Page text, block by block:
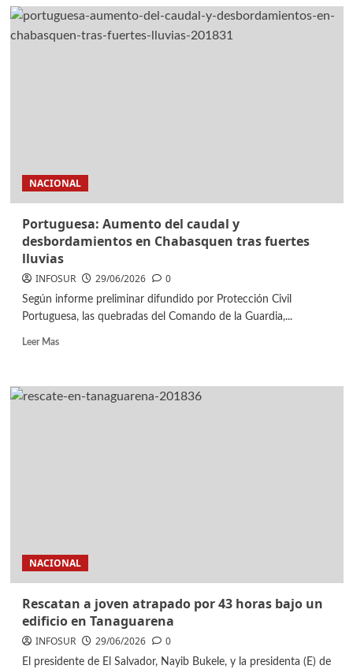
NACIONAL
Portuguesa: Aumento del caudal y
desbordamientos en Chabasquen tras fuertes
lluvias
INFOSUR 29/06/2026 0
Según informe preliminar difundido por Protección Civil
Portuguesa, las quebradas del Comando de la Guardia,...
Leer Mas
NACIONAL
Rescatan a joven atrapado por 43 horas bajo un
edificio en Tanaguarena
INFOSUR 29/06/2026 0
El presidente de El Salvador, Nayib Bukele, y la presidenta (E) de